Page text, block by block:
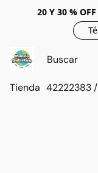
20 Y 30 % OFF
Tienda 42222383